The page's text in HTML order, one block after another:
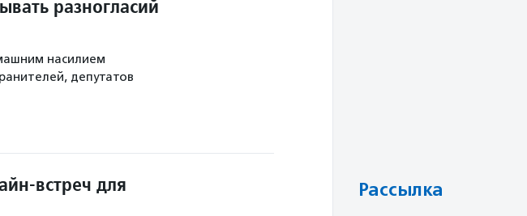
разногласий
насилием
депутатов
встреч для
Рассылка